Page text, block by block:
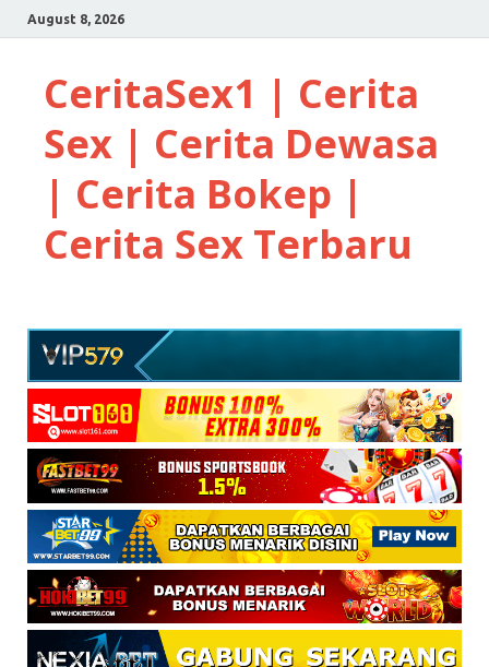
August 8, 2026
CeritaSex1 | Cerita
Sex | Cerita Dewasa
| Cerita Bokep |
Cerita Sex Terbaru